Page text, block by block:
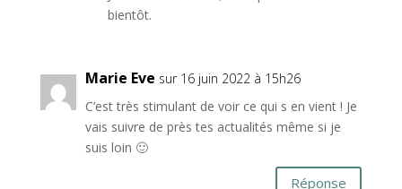
bientôt.
Marie Eve sur 16 juin 2022 à 15h26
C’est très stimulant de voir ce qui s en vient ! Je
vais suivre de près tes actualités même si je
suis loin 🙂
Réponse